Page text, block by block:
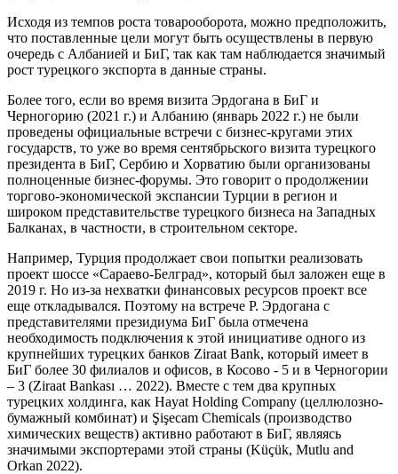
Исходя из темпов роста товарооборота, можно предположить,
что поставленные цели могут быть осуществлены в первую
очередь с Албанией и БиГ, так как там наблюдается значимый
рост турецкого экспорта в данные страны.
Более того, если во время визита Эрдогана в БиГ и
Черногорию (2021 г.) и Албанию (январь 2022 г.) не были
проведены официальные встречи с бизнес-кругами этих
государств, то уже во время сентябрьского визита турецкого
президента в БиГ, Сербию и Хорватию были организованы
полноценные бизнес-форумы. Это говорит о продолжении
торгово-экономической экспансии Турции в регион и
широком представительстве турецкого бизнеса на Западных
Балканах, в частности, в строительном секторе.
Например, Турция продолжает свои попытки реализовать
проект шоссе «Сараево-Белград», который был заложен еще в
2019 г. Но из-за нехватки финансовых ресурсов проект все
еще откладывался. Поэтому на встрече Р. Эрдогана с
представителями президиума БиГ была отмечена
необходимость подключения к этой инициативе одного из
крупнейших турецких банков Ziraat Bank, который имеет в
БиГ более 30 филиалов и офисов, в Косово - 5 и в Черногории
– 3 (Ziraat Bankası … 2022). Вместе с тем два крупных
турецких холдинга, как Hayat Holding Company (целлюлозно-
бумажный комбинат) и Şişecam Chemicals (производство
химических веществ) активно работают в БиГ, являясь
значимыми экспортерами этой страны (Küçük, Mutlu and
Orkan 2022).